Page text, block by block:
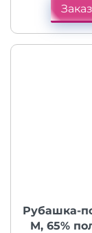
Рубашка-
M, 65%